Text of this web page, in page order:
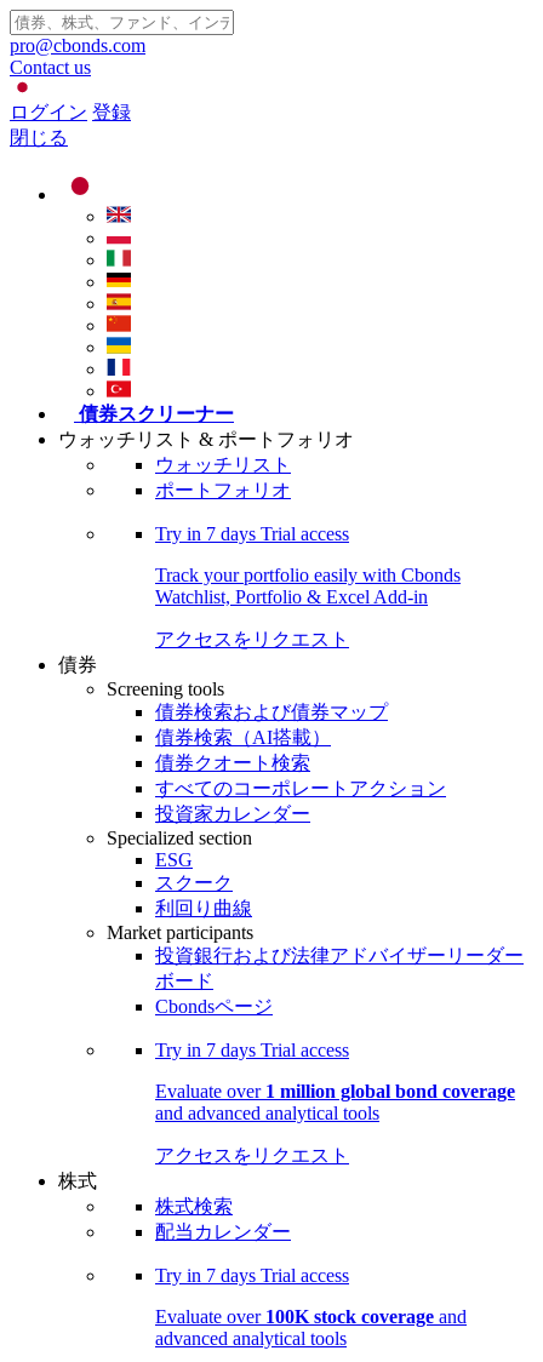
pro@cbonds.com
Contact us
ログイン 登録
閉じる
債券スクリーナー
ウォッチリスト & ポートフォリオ
ウォッチリスト
ポートフォリオ
Try in 7 days Trial access
Track your portfolio easily with Cbonds
Watchlist, Portfolio & Excel Add-in
アクセスをリクエスト
債券
Screening tools
債券検索および債券マップ
債券検索（AI搭載）
債券クオート検索
すべてのコーポレートアクション
投資家カレンダー
Specialized section
ESG
スクーク
利回り曲線
Market participants
投資銀行および法律アドバイザーリーダー
ボード
Cbondsページ
Try in 7 days Trial access
Evaluate over 1 million global bond coverage
and advanced analytical tools
アクセスをリクエスト
株式
株式検索
配当カレンダー
Try in 7 days Trial access
Evaluate over 100K stock coverage and
advanced analytical tools